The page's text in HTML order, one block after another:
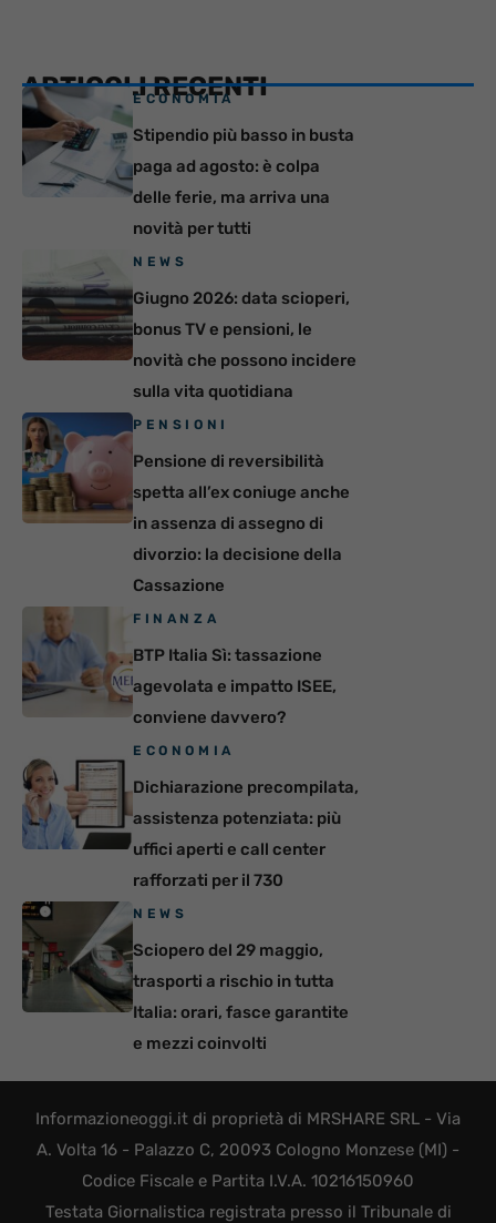
ARTICOLI RECENTI
ECONOMIA
Stipendio più basso in busta
paga ad agosto: è colpa
delle ferie, ma arriva una
novità per tutti
NEWS
Giugno 2026: data scioperi,
bonus TV e pensioni, le
novità che possono incidere
sulla vita quotidiana
PENSIONI
Pensione di reversibilità
spetta all’ex coniuge anche
in assenza di assegno di
divorzio: la decisione della
Cassazione
FINANZA
BTP Italia Sì: tassazione
agevolata e impatto ISEE,
conviene davvero?
ECONOMIA
Dichiarazione precompilata,
assistenza potenziata: più
uffici aperti e call center
rafforzati per il 730
NEWS
Sciopero del 29 maggio,
trasporti a rischio in tutta
Italia: orari, fasce garantite
e mezzi coinvolti
Informazioneoggi.it di proprietà di MRSHARE SRL - Via
A. Volta 16 - Palazzo C, 20093 Cologno Monzese (MI) -
Codice Fiscale e Partita I.V.A. 10216150960
Testata Giornalistica registrata presso il Tribunale di